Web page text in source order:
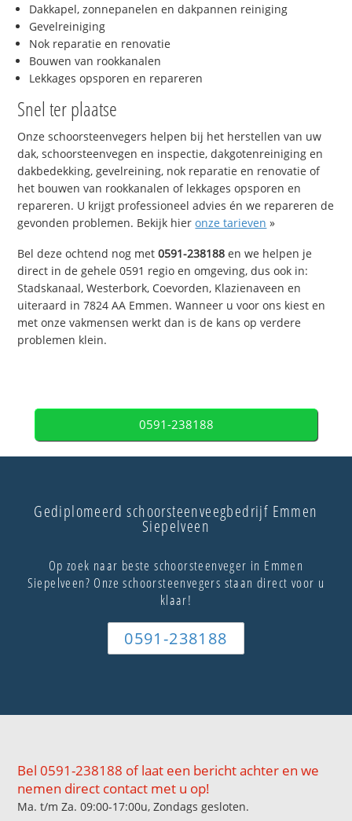
Dakkapel, zonnepanelen en dakpannen reiniging
Gevelreiniging
Nok reparatie en renovatie
Bouwen van rookkanalen
Lekkages opsporen en repareren
Snel ter plaatse
Onze schoorsteenvegers helpen bij het herstellen van uw
dak, schoorsteenvegen en inspectie, dakgotenreiniging en
dakbedekking, gevelreining, nok reparatie en renovatie of
het bouwen van rookkanalen of lekkages opsporen en
repareren. U krijgt professioneel advies én we repareren de
gevonden problemen. Bekijk hieronze tarieven »
Bel deze ochtend nog met0591-238188 en we helpen je
direct in de gehele 0591 regio en omgeving, dus ook in:
Stadskanaal, Westerbork, Coevorden, Klazienaveen en
uiteraard in 7824 AA Emmen. Wanneer u voor ons kiest en
met onze vakmensen werkt dan is de kans op verdere
problemen klein.
0591-238188
Gediplomeerd schoorsteenveegbedrijf Emmen
Siepelveen
Op zoek naar beste schoorsteenveger in Emmen
Siepelveen? Onze schoorsteenvegers staan direct voor u
klaar!
0591-238188
Bel 0591-238188 of laat een bericht achter en we
nemen direct contact met u op!
Ma. t/m Za. 09:00-17:00u, Zondags gesloten.